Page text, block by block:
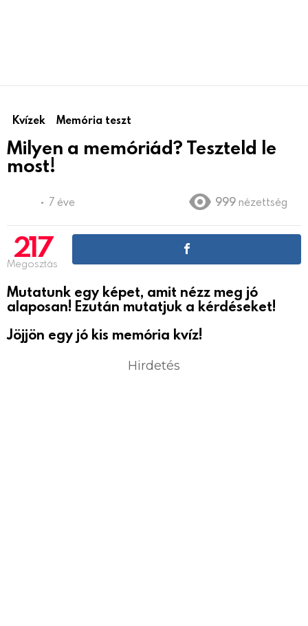
Kvízek Memória teszt
Milyen a memóriád? Teszteld le
most!
7 éve 999 nézettség
217
Megosztás
Mutatunk egy képet, amit nézz meg jó
alaposan! Ezután mutatjuk a kérdéseket!
Jöjjön egy jó kis memória kvíz!
Hirdetés